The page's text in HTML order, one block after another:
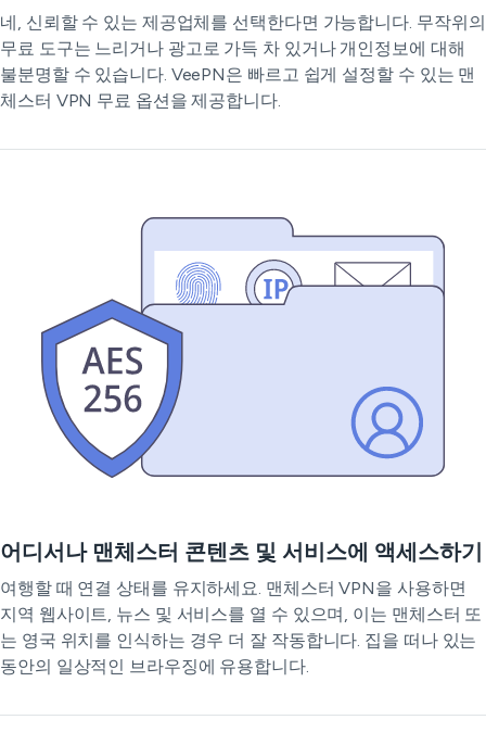
네, 신뢰할 수 있는 제공업체를 선택한다면 가능합니다. 무작위의
무료 도구는 느리거나 광고로 가득 차 있거나 개인정보에 대해
불분명할 수 있습니다. VeePN은 빠르고 쉽게 설정할 수 있는 맨
체스터 VPN 무료 옵션을 제공합니다.
어디서나 맨체스터 콘텐츠 및 서비스에 액세스하기
여행할 때 연결 상태를 유지하세요. 맨체스터 VPN을 사용하면
지역 웹사이트, 뉴스 및 서비스를 열 수 있으며, 이는 맨체스터 또
는 영국 위치를 인식하는 경우 더 잘 작동합니다. 집을 떠나 있는
동안의 일상적인 브라우징에 유용합니다.